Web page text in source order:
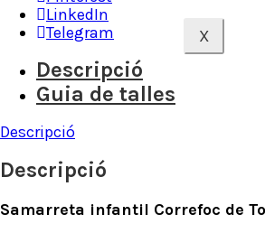
X
LinkedIn
Telegram
Descripció
Guia de talles
Descripció
Descripció
Samarreta infantil Correfoc de